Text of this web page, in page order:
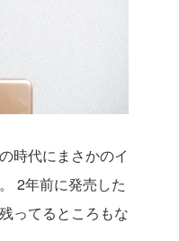
時代にまさかのイ
2年前に発売した
ってるところもな